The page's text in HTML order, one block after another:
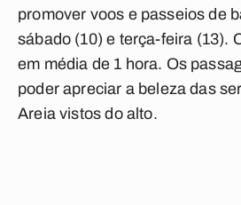
promover voos e passeios de
sábado (10) e terça-feira (13).
em média de 1 hora. Os
poder apreciar a beleza das
Areia vistos do alto.